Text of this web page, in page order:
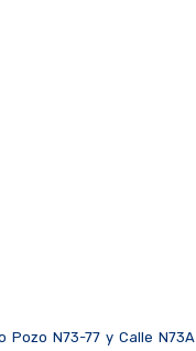
Pozo N73-77 y Calle N73A